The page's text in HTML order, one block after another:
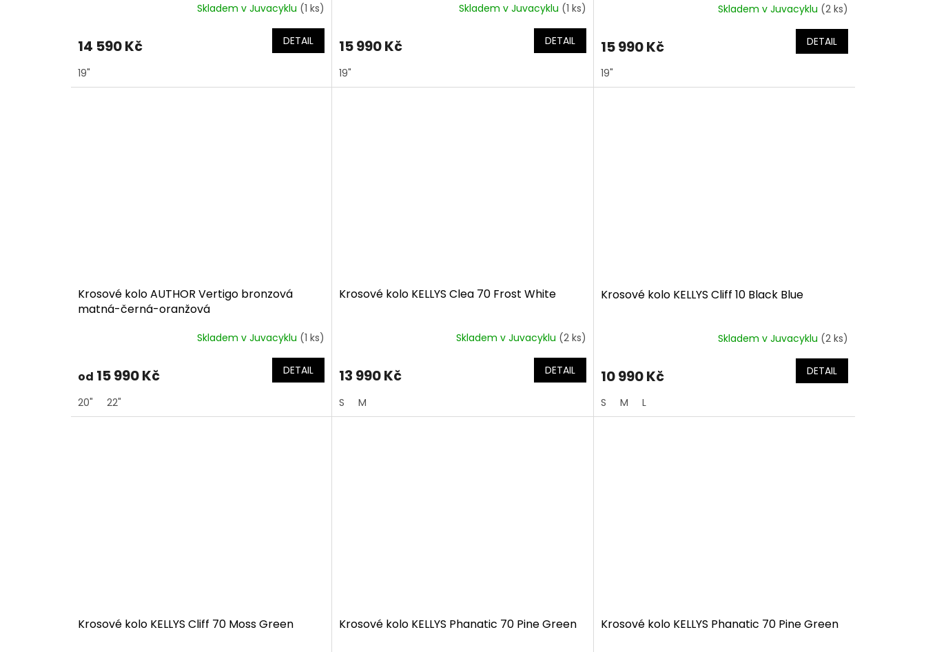
Skladem v Juvacyklu (1 ks)
14 590 Kč DETAIL
19"
Skladem v Juvacyklu (1 ks)
15 990 Kč DETAIL
19"
Skladem v Juvacyklu (2 ks)
15 990 Kč DETAIL
19"
Krosové kolo AUTHOR Vertigo bronzová
matná-černá-oranžová
Skladem v Juvacyklu (1 ks)
od 15 990 Kč DETAIL
20" 22"
Krosové kolo KELLYS Clea 70 Frost White
Skladem v Juvacyklu (2 ks)
13 990 Kč DETAIL
S M
Krosové kolo KELLYS Cliff 10 Black Blue
Skladem v Juvacyklu (2 ks)
10 990 Kč DETAIL
S M L
Krosové kolo KELLYS Cliff 70 Moss Green Krosové kolo KELLYS Phanatic 70 Pine Green Krosové kolo KELLYS Phanatic 70 Pine Green